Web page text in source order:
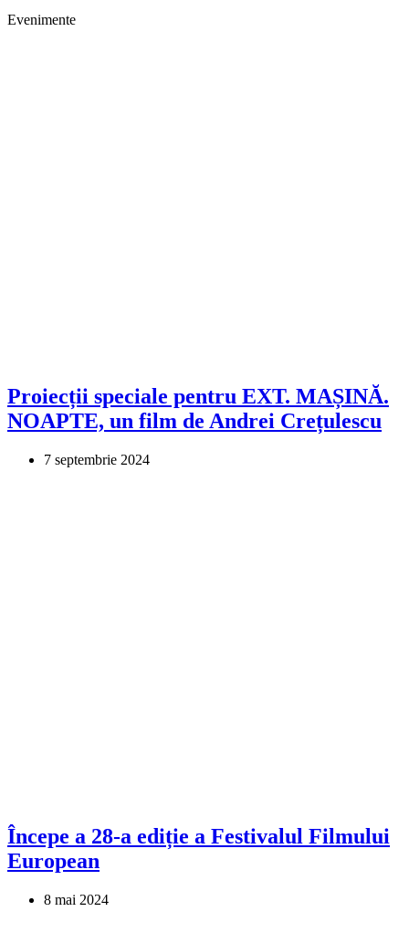
Evenimente
Proiecții speciale pentru EXT. MAȘINĂ.
NOAPTE, un film de Andrei Crețulescu
7 septembrie 2024
Începe a 28-a ediție a Festivalul Filmului
European
8 mai 2024